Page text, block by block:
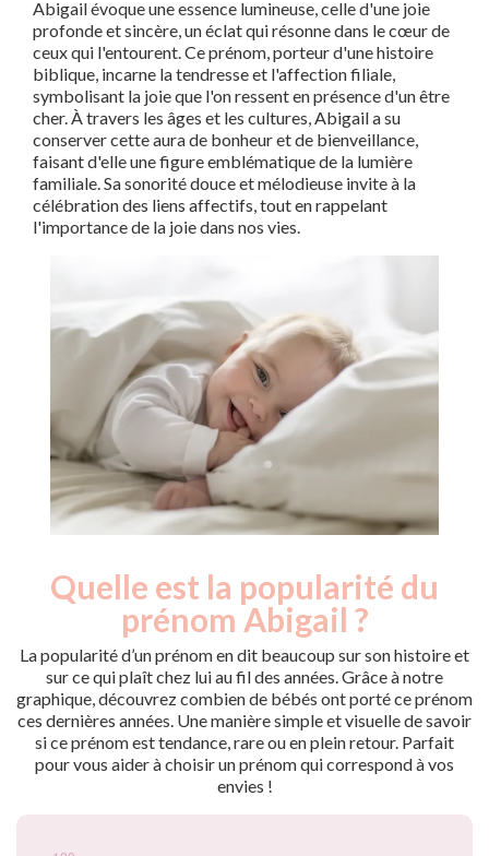
Abigail évoque une essence lumineuse, celle d'une joie
profonde et sincère, un éclat qui résonne dans le cœur de
ceux qui l'entourent. Ce prénom, porteur d'une histoire
biblique, incarne la tendresse et l'affection filiale,
symbolisant la joie que l'on ressent en présence d'un être
cher. À travers les âges et les cultures, Abigail a su
conserver cette aura de bonheur et de bienveillance,
faisant d'elle une figure emblématique de la lumière
familiale. Sa sonorité douce et mélodieuse invite à la
célébration des liens affectifs, tout en rappelant
l'importance de la joie dans nos vies.
Quelle est la popularité du
prénom Abigail ?
La popularité d’un prénom en dit beaucoup sur son histoire et
sur ce qui plaît chez lui au fil des années. Grâce à notre
graphique, découvrez combien de bébés ont porté ce prénom
ces dernières années. Une manière simple et visuelle de savoir
si ce prénom est tendance, rare ou en plein retour. Parfait
pour vous aider à choisir un prénom qui correspond à vos
envies !
Année
Nouveaux-
nés
2010
105
2011
75
2012
50
2013
60
2014
65
2015
55